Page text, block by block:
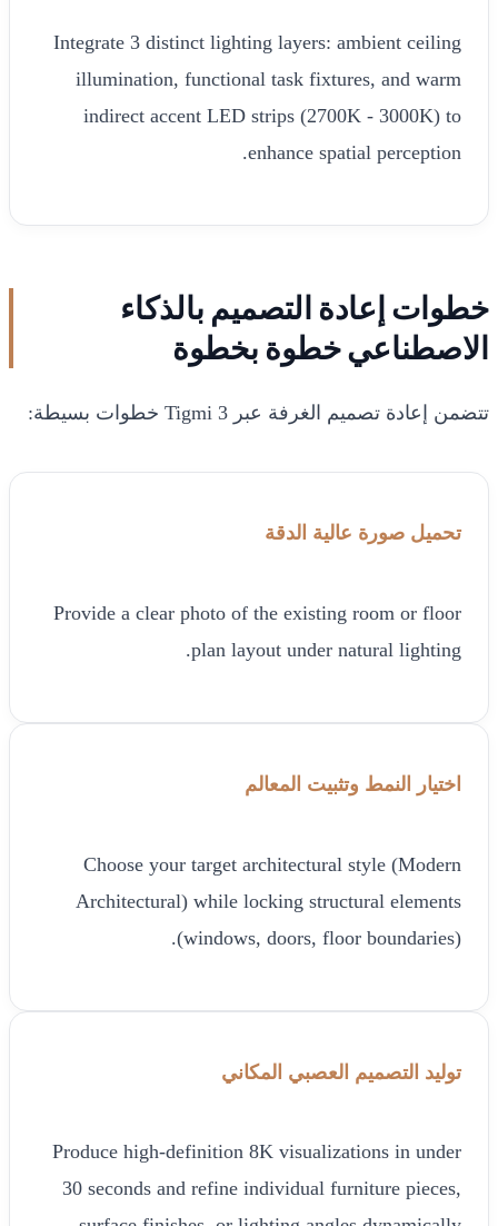
Integrate 3 distinct lighting layers: ambient ceiling
illumination, functional task fixtures, and warm
indirect accent LED strips (2700K - 3000K) to
enhance spatial perception.
خطوات إعادة التصميم بالذكاء
الاصطناعي خطوة بخطوة
تتضمن إعادة تصميم الغرفة عبر Tigmi 3 خطوات بسيطة:
تحميل صورة عالية الدقة
Provide a clear photo of the existing room or floor
plan layout under natural lighting.
اختيار النمط وتثبيت المعالم
Choose your target architectural style (Modern
Architectural) while locking structural elements
(windows, doors, floor boundaries).
توليد التصميم العصبي المكاني
Produce high-definition 8K visualizations in under
30 seconds and refine individual furniture pieces,